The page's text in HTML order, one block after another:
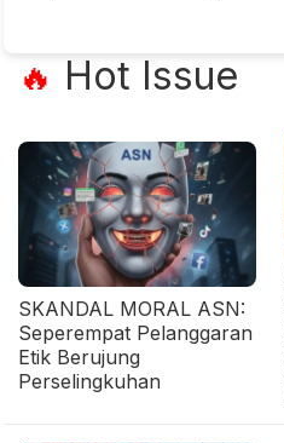
🔥 Hot Issue
SKANDAL MORAL ASN:
Seperempat Pelanggaran
Etik Berujung
Perselingkuhan